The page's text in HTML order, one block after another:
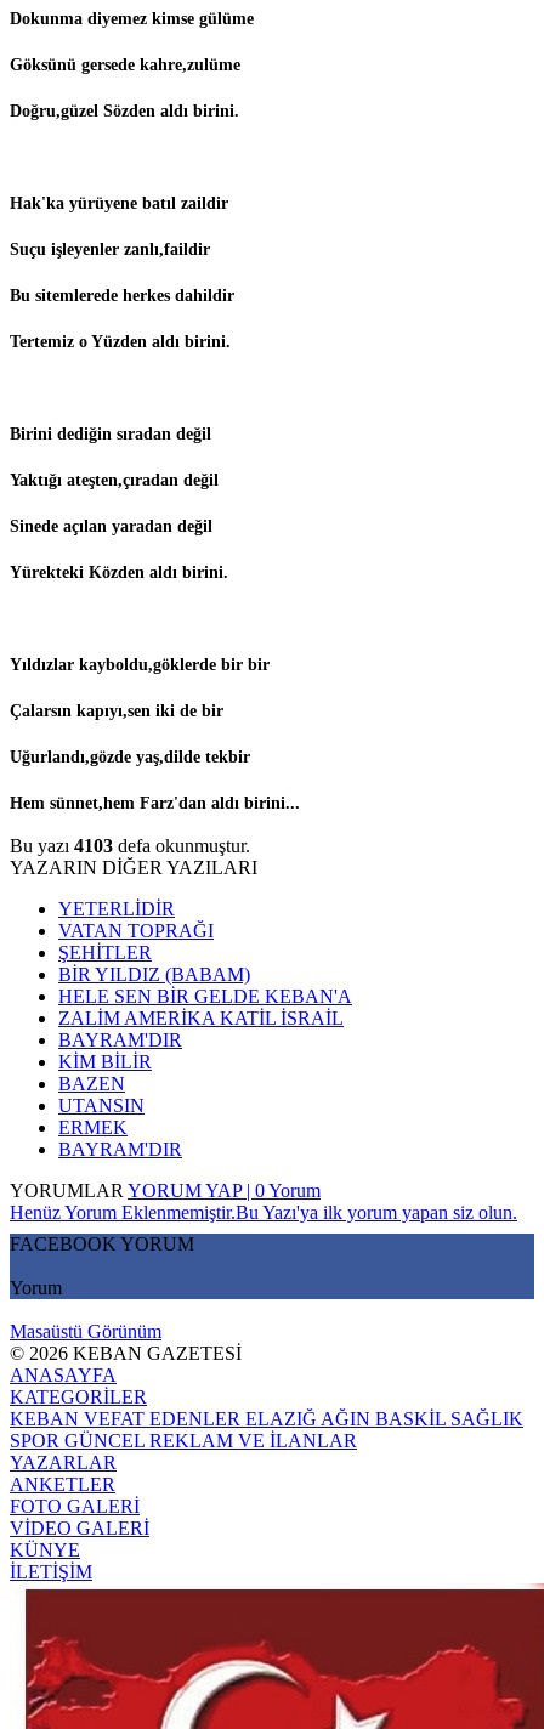
Dokunma diyemez kimse gülüme
Göksünü gersede kahre,zulüme
Doğru,güzel Sözden aldı birini.
Hak'ka yürüyene batıl zaildir
Suçu işleyenler zanlı,faildir
Bu sitemlerede herkes dahildir
Tertemiz o Yüzden aldı birini.
Birini dediğin sıradan değil
Yaktığı ateşten,çıradan değil
Sinede açılan yaradan değil
Yürekteki Közden aldı birini.
Yıldızlar kayboldu,göklerde bir bir
Çalarsın kapıyı,sen iki de bir
Uğurlandı,gözde yaş,dilde tekbir
Hem sünnet,hem Farz'dan aldı birini...
Bu yazı 4103 defa okunmuştur.
YAZARIN DİĞER YAZILARI
YETERLİDİR
VATAN TOPRAĞI
ŞEHİTLER
BİR YILDIZ (BABAM)
HELE SEN BİR GELDE KEBAN'A
ZALİM AMERİKA KATİL İSRAİL
BAYRAM'DIR
KİM BİLİR
BAZEN
UTANSIN
ERMEK
BAYRAM'DIR
YORUMLAR YORUM YAP | 0 Yorum
Henüz Yorum Eklenmemiştir.Bu Yazı'ya ilk yorum yapan siz olun.
FACEBOOK YORUM
Yorum
Masaüstü Görünüm
© 2026 KEBAN GAZETESİ
ANASAYFA
KATEGORİLER
KEBAN VEFAT EDENLER ELAZIĞ AĞIN BASKİL SAĞLIK
SPOR GÜNCEL REKLAM VE İLANLAR
YAZARLAR
ANKETLER
FOTO GALERİ
VİDEO GALERİ
KÜNYE
İLETİŞİM